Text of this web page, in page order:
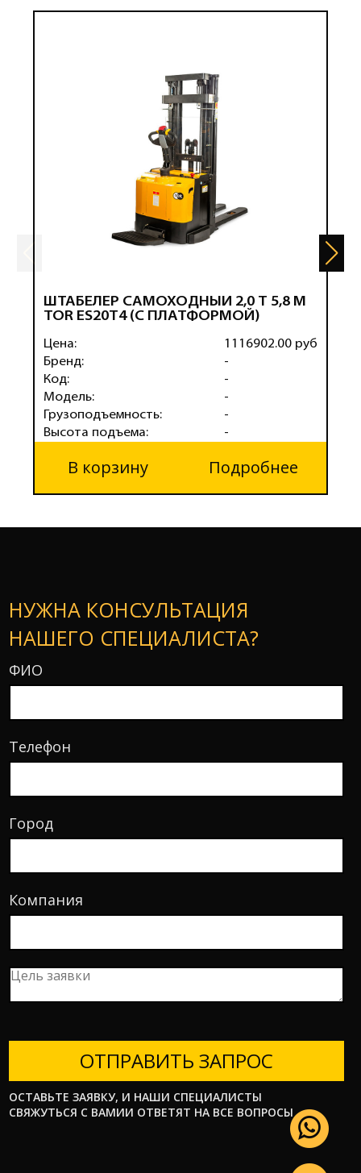
ШТАБЕЛЕР САМОХОДНЫЙ 2,0 Т 5,8 М
TOR ES20T4 (С ПЛАТФОРМОЙ)
Цена:
Бренд:
Код:
Модель:
Грузоподъемность:
Высота подъема:
1116902.00 руб
-
-
-
-
-
В корзину Подробнее
НУЖНА КОНСУЛЬТАЦИЯ
НАШЕГО СПЕЦИАЛИСТА?
ФИО
Телефон
Город
Компания
ОТПРАВИТЬ ЗАПРОС
ОСТАВЬТЕ ЗАЯВКУ, И НАШИ СПЕЦИАЛИСТЫ
СВЯЖУТЬСЯ С ВАМИИ ОТВЕТЯТ НА ВСЕ ВОПРОСЫ